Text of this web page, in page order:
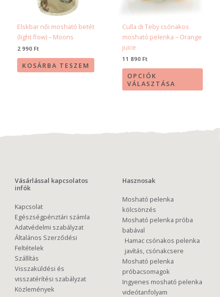
Elskbar női mosható betét
(light flow) – Moons
2 990Ft
KOSÁRBA TESZEM
Culla di Teby csónakos
mosható pelenka – Orange
juice
11 890Ft
OPCIÓK
VÁLASZTÁSA
Vásárlással kapcsolatos
infók
Kapcsolat
Egészségpénztári számla
Adatvédelmi szabályzat
Általános Szerződési
Feltételek
Szállítás
Visszaküldési és
visszatérítési szabályzat
Közlemények
Hasznosak
Mosható pelenka
kölcsönzés
Mosható pelenka próba
babával
Hamac csónakos pelenka
javítás, csónakcsere
Mosható pelenka
próbacsomagok
Ingyenes mosható pelenka
videótanfolyam